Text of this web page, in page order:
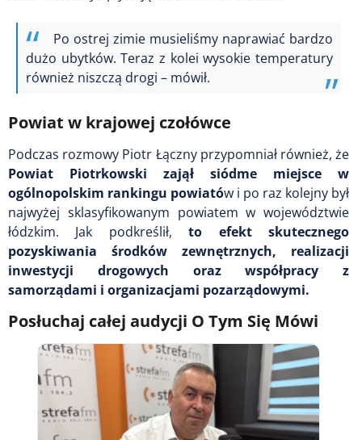
Po ostrej zimie musieliśmy naprawiać bardzo
dużo ubytków. Teraz z kolei wysokie temperatury
również niszczą drogi – mówił.
Powiat w krajowej czołówce
Podczas rozmowy Piotr Łączny przypomniał również, że
Powiat Piotrkowski zajął siódme miejsce w
ogólnopolskim rankingu powiatów i po raz kolejny był
najwyżej sklasyfikowanym powiatem w województwie
łódzkim. Jak podkreślił,to efekt skutecznego
pozyskiwania środków zewnętrznych, realizacji
inwestycji drogowych oraz współpracy z
samorządami i organizacjami pozarządowymi.
Posłuchaj całej audycji O Tym Się Mówi